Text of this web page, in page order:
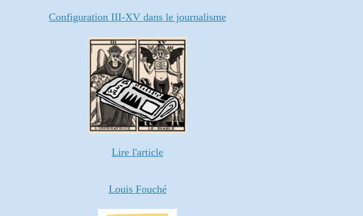
Configuration III-XV dans le journalisme
Lire l'article
Louis Fouché